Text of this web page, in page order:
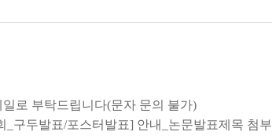
로 부탁드립니다(문자 문의 불가)
_구두발표/포스터발표] 안내_논문발표제목 첨부